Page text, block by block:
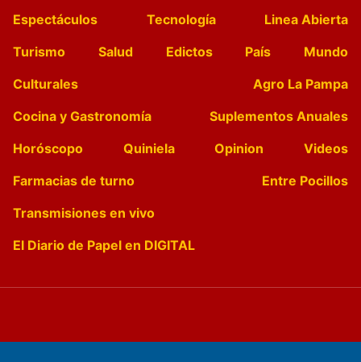
Espectáculos
Tecnología
Linea Abierta
Turismo
Salud Edictos País
Mundo
Culturales
Agro La Pampa
Cocina y Gastronomía
Suplementos Anuales
Horóscopo
Quiniela Opinion
Videos
Farmacias de turno
Entre Pocillos
Transmisiones en vivo
El Diario de Papel en DIGITAL